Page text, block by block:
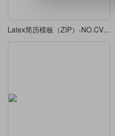
Latex简历模板（ZIP）-NO.CV20260627